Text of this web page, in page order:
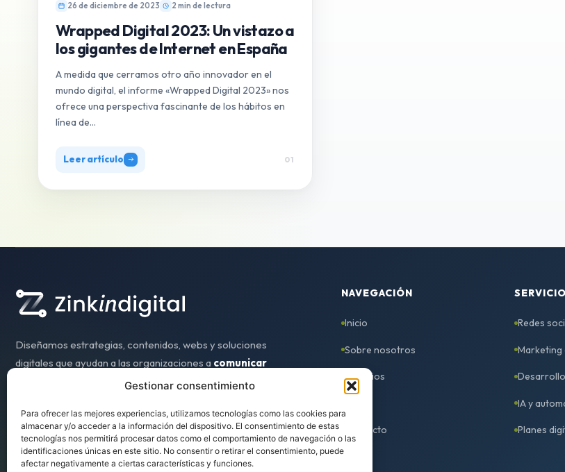
Gestionar consentimiento
Para ofrecer las mejores experiencias, utilizamos tecnologías como las cookies para
almacenar y/o acceder a la información del dispositivo. El consentimiento de estas
tecnologías nos permitirá procesar datos como el comportamiento de navegación o las
identificaciones únicas en este sitio. No consentir o retirar el consentimiento, puede
afectar negativamente a ciertas características y funciones.
26 de diciembre de 2023 2 min de lectura
Wrapped Digital 2023: Un vistazo a
los gigantes de Internet en España
A medida que cerramos otro año innovador en el
mundo digital, el informe «Wrapped Digital 2023» nos
ofrece una perspectiva fascinante de los hábitos en
línea de…
Leer artículo 01
Diseñamos estrategias, contenidos, webs y soluciones
digitales que ayudan a las organizaciones a comunicar
mejor, trabajar con más eficiencia y crecer con
NAVEGACIÓN
Inicio
Sobre nosotros
Servicios
Contacto
Redes
Marketing
IA y
Planes